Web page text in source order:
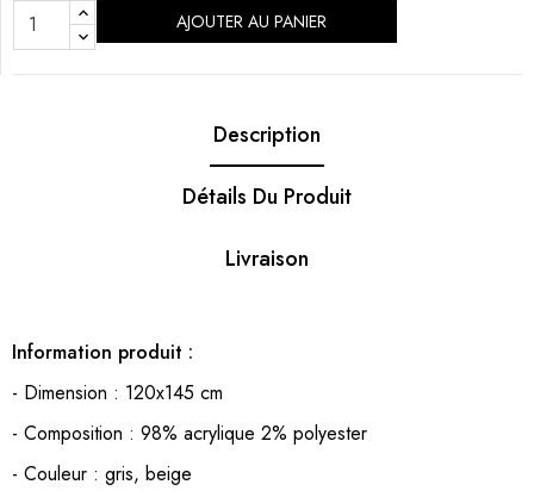
AJOUTER AU PANIER
Description
Détails Du Produit
Livraison
Information produit :
- Dimension : 120x145 cm
- Composition : 98% acrylique 2% polyester
- Couleur : gris, beige